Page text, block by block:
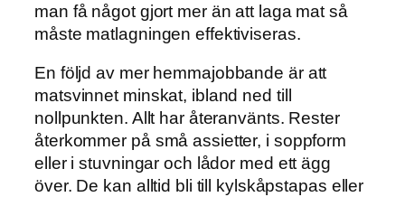
man få något gjort mer än att laga mat så
måste matlagningen effektiviseras.
En följd av mer hemmajobbande är att
matsvinnet minskat, ibland ned till
nollpunkten. Allt har återanvänts. Rester
återkommer på små assietter, i soppform
eller i stuvningar och lådor med ett ägg
över. De kan alltid bli till kylskåpstapas eller